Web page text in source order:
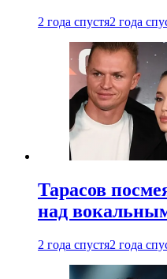
2 года спустя2 года
Тарасов
над
2 года спустя2 года